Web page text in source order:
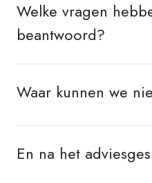
Welke vragen
beantwoord?
Waar kunnen we
En na het